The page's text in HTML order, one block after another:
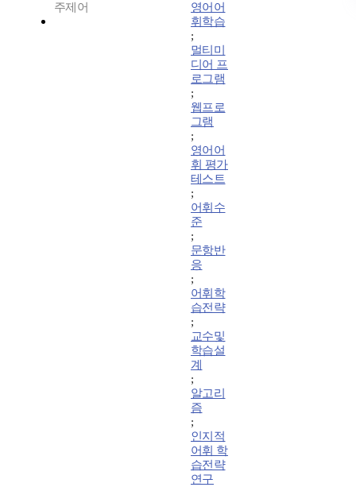
주제어
영어어
휘학습
;
멀티미
디어 프
로그램
;
웹프로
그램
;
영어어
휘 평가
테스트
;
어휘수
준
;
문항반
응
;
어휘학
습전략
;
교수및
학습설
계
;
알고리
즘
;
인지적
어휘 학
습전략
연구